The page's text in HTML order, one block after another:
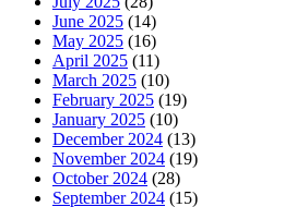
June 2025 (14)
May 2025 (16)
April 2025 (11)
March 2025 (10)
February 2025 (19)
January 2025 (10)
December 2024 (13)
November 2024 (19)
October 2024 (28)
September 2024 (15)